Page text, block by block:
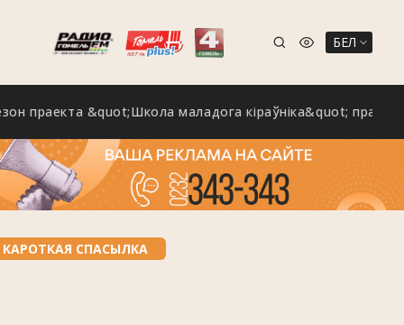
БЕЛ
&quot;Школа маладога кіраўніка&quot; праходзіць
КАРОТКАЯ СПАСЫЛКА